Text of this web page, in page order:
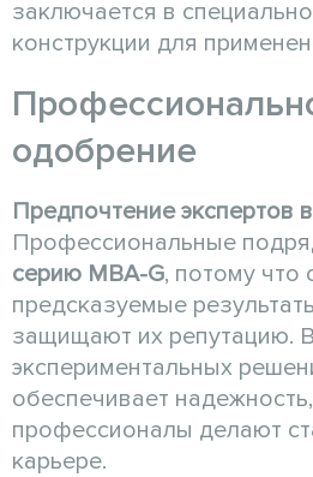
заключается в
конструкции для
одобрение
Предпочтение экспертов
Профессиональные
серию MBA-G, потому что
предсказуемые
защищают их репутацию.
экспериментальных
обеспечивает
профессионалы делают
карьере.